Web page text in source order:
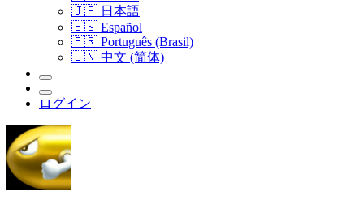
🇯🇵 日本語
🇪🇸 Español
🇧🇷 Português (Brasil)
🇨🇳 中文 (简体)
ログイン